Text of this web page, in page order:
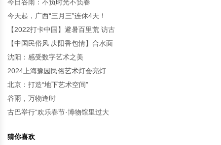
今日谷雨：不负时光不负春
今天起，广西“三月三”连休4天！
【2022打卡中国】避暑百里荒 访古
【中国民俗风 庆阳香包情】合水面
沈阳：感受数字艺术之美
2024上海豫园民俗艺术灯会亮灯
北京：打造“地下艺术空间”
谷雨，万物逢时
古巴举行“欢乐春节·博物馆里过大
猜你喜欢